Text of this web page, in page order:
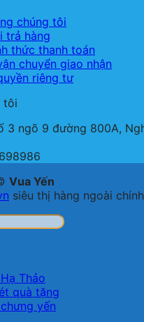
chúng tôi
trả hàng
thức thanh toán
chuyển giao nhận
riêng tư
tôi
3 ngõ 9 đường 800A,
Vua Yến
siêu thị hàng ngoài
Thảo
quà tặng
yến